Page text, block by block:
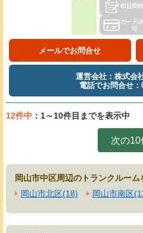
メールでお問合せ
運営会社：株式会
電話でお問合せ：
12件中 ：1～10件目までを表示中
次の10
岡山市中区周辺のトランクルーム
岡山市北区(18)
岡山市南区